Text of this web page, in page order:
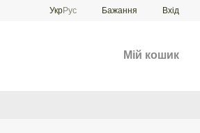
УкрРус Бажання Вхід
Мій кошик